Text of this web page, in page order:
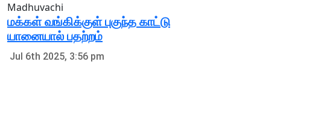
Madhuvachi
மக்கள் வங்கிக்குள் புகுந்த காட்டு
யானையால் பதற்றம்
Jul 6th 2025, 3:56 pm